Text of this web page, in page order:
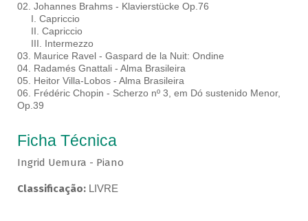
02. Johannes Brahms - Klavierstücke Op.76
I. Capriccio
II. Capriccio
III. Intermezzo
03. Maurice Ravel - Gaspard de la Nuit: Ondine
04. Radamés Gnattali - Alma Brasileira
05. Heitor Villa-Lobos - Alma Brasileira
06. Frédéric Chopin - Scherzo nº 3, em Dó sustenido Menor,
Op.39
Ficha Técnica
Ingrid Uemura - Piano
Classificação: LIVRE